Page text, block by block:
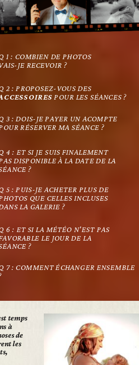
1 : COMBIEN DE PHOTOS
JE RECEVOIR ?
2 : PROPOSEZ-VOUS DES
POUR LES SÉANCES ?
3 : DOIS-JE PAYER UN ACOMPTE
RÉSERVER MA SÉANCE ?
4 : ET SI JE SUIS FINALEMENT
DISPONIBLE À LA DATE DE LA
?
5 : PUIS-JE ACHETER PLUS DE
QUE CELLES INCLUSES
LA GALERIE ?
7 : COMMENT ÉCHANGER ENSEMBLE
6 : ET SI LA MÉTÉO N'EST PAS
LE JOUR DE LA
?
temps
à
de
les